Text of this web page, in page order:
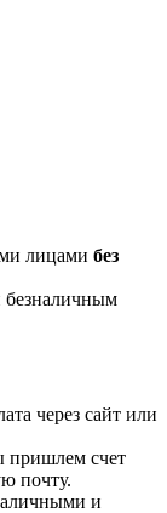
лицами без
безналичным
через сайт или
пришлем счет
почту.
и